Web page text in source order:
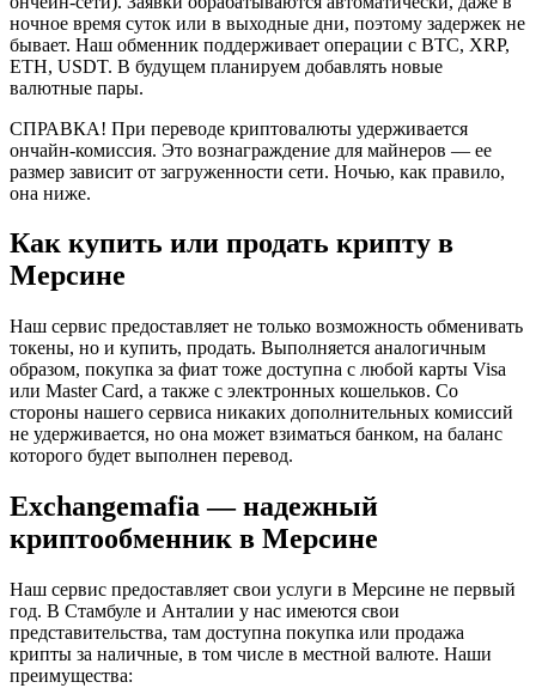
ночное время суток или в выходные дни, поэтому задержек не
бывает. Наш обменник поддерживает операции с BTC, XRP,
ETH, USDT. В будущем планируем добавлять новые
валютные пары.
СПРАВКА! При переводе криптовалюты удерживается
ончайн-комиссия. Это вознаграждение для майнеров — ее
размер зависит от загруженности сети. Ночью, как правило,
она ниже.
Как купить или продать крипту в
Мерсине
Наш сервис предоставляет не только возможность обменивать
токены, но и купить, продать. Выполняется аналогичным
образом, покупка за фиат тоже доступна с любой карты Visa
или Master Card, а также с электронных кошельков. Со
стороны нашего сервиса никаких дополнительных комиссий
не удерживается, но она может взиматься банком, на баланс
которого будет выполнен перевод.
Exchangemafia — надежный
криптообменник в Мерсине
Наш сервис предоставляет свои услуги в Мерсине не первый
год. В Стамбуле и Анталии у нас имеются свои
представительства, там доступна покупка или продажа
крипты за наличные, в том числе в местной валюте. Наши
преимущества: